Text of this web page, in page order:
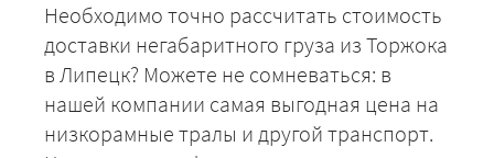
Необходимо точно рассчитать стоимость
доставки негабаритного груза из Торжока
в Липецк? Можете не сомневаться: в
нашей компании самая выгодная цена на
низкорамные тралы и другой транспорт.